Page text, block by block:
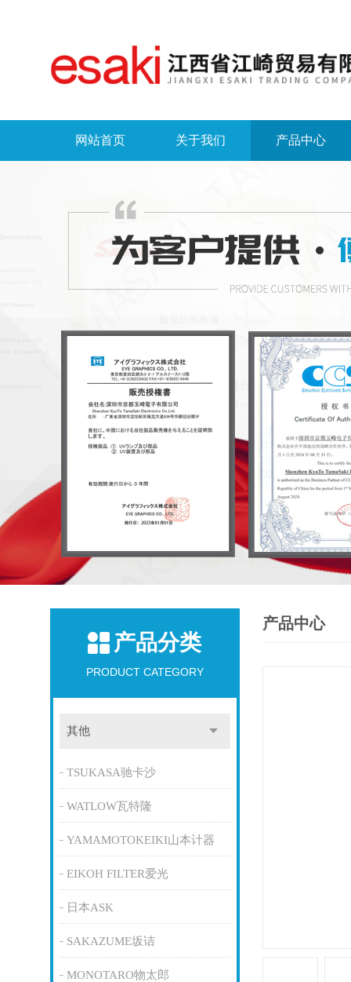
网站首页 关于我们 产品中心
产品分类
PRODUCT CATEGORY
其他
TSUKASA驰卡沙
WATLOW瓦特隆
YAMAMOTOKEIKI山本计器
EIKOH FILTER爱光
日本ASK
SAKAZUME坂诘
MONOTARO物太郎
产品中心